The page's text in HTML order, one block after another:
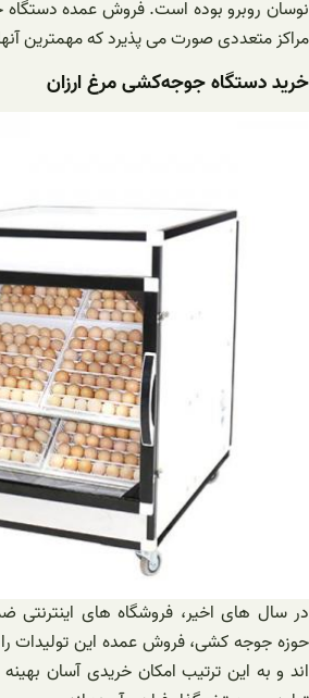
نوسان روبرو بوده است. فروش عمده
مراکز متعددی صورت می پذیرد که مهمترین
خرید دستگاه ‌جوجه‌کشی‌ مرغ ارزان
در سال های اخیر، فروشگاه های اینترنتی
حوزه جوجه کشی، فروش عمده این تولیدات را
اند و به این ترتیب امکان خریدی آسان بهینه